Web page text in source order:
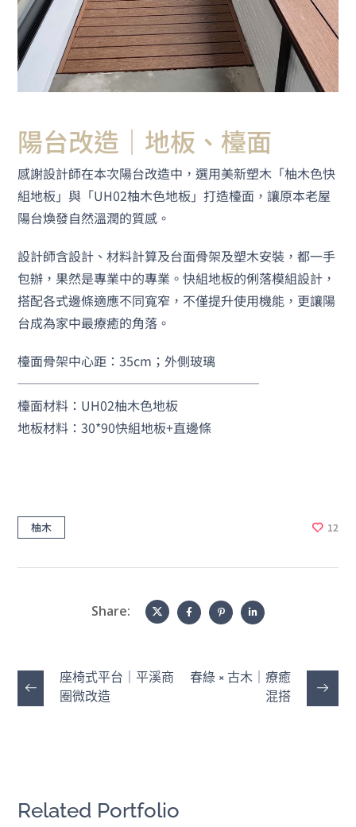
陽台改造｜地板、檯面
感謝設計師在本次陽台改造中，選用美新塑木「柚木色快
組地板」與「UH02柚木色地板」打造檯面，讓原本老屋
陽台煥發自然溫潤的質感。
設計師含設計、材料計算及台面骨架及塑木安裝，都一手
包辦，果然是專業中的專業。快組地板的俐落模組設計，
搭配各式邊條適應不同寬窄，不僅提升使用機能，更讓陽
台成為家中最療癒的角落。
檯面骨架中心距：35cm；外側玻璃
───────────────────
檯面材料：UH02柚木色地板
地板材料：30*90快組地板+直邊條
柚木 12
Share:
座椅式平台｜平溪商
圈微改造
春綠 × 古木｜療癒
混搭
Related Portfolio